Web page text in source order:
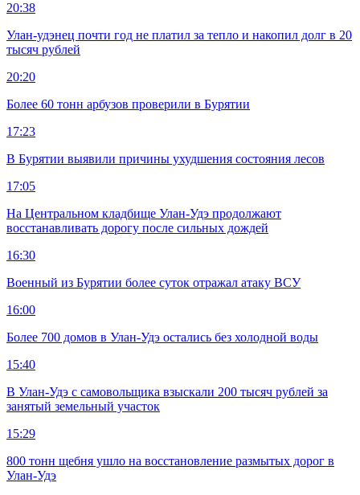
20:38
Улан-удэнец почти год не платил за тепло и накопил долг в 20
тысяч рублей
20:20
Более 60 тонн арбузов проверили в Бурятии
17:23
В Бурятии выявили причины ухудшения состояния лесов
17:05
На Центральном кладбище Улан-Удэ продолжают
восстанавливать дорогу после сильных дождей
16:30
Военный из Бурятии более суток отражал атаку ВСУ
16:00
Более 700 домов в Улан-Удэ остались без холодной воды
15:40
В Улан-Удэ с самовольщика взыскали 200 тысяч рублей за
занятый земельный участок
15:29
800 тонн щебня ушло на восстановление размытых дорог в
Улан-Удэ